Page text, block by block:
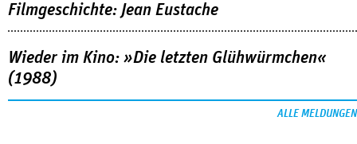
Filmgeschichte: Jean Eustache
Wieder im Kino: »Die letzten Glühwürmchen«
(1988)
ALLE MELDUNGEN